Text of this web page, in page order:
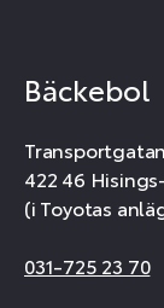
Bäckebol
422 46
(i Toyotas
031-725 23 70